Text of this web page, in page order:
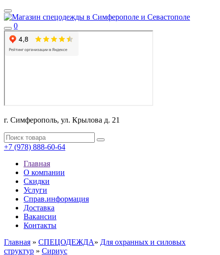
0
г. Симферополь, ул. Крылова д. 21
+7 (978) 888-60-64
Главная
О компании
Скидки
Услуги
Справ.информация
Доставка
Вакансии
Контакты
Главная » СПЕЦОДЕЖДА» Для охранных и силовых
структур » Сириус